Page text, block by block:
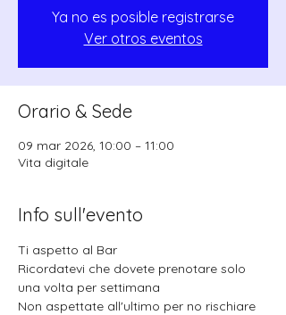
Ya no es posible registrarse
Ver otros eventos
Orario & Sede
09 mar 2026, 10:00 – 11:00
Vita digitale
Info sull'evento
Ti aspetto al Bar
Ricordatevi che dovete prenotare solo
una volta per settimana
Non aspettate all'ultimo per no rischiare